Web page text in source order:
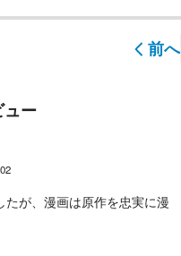
前へ
ー
が、漫画は原作を忠実に漫